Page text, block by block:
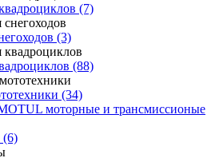
(7)
(3)
(88)
(34)
моторные и трансмиссионые
(6)